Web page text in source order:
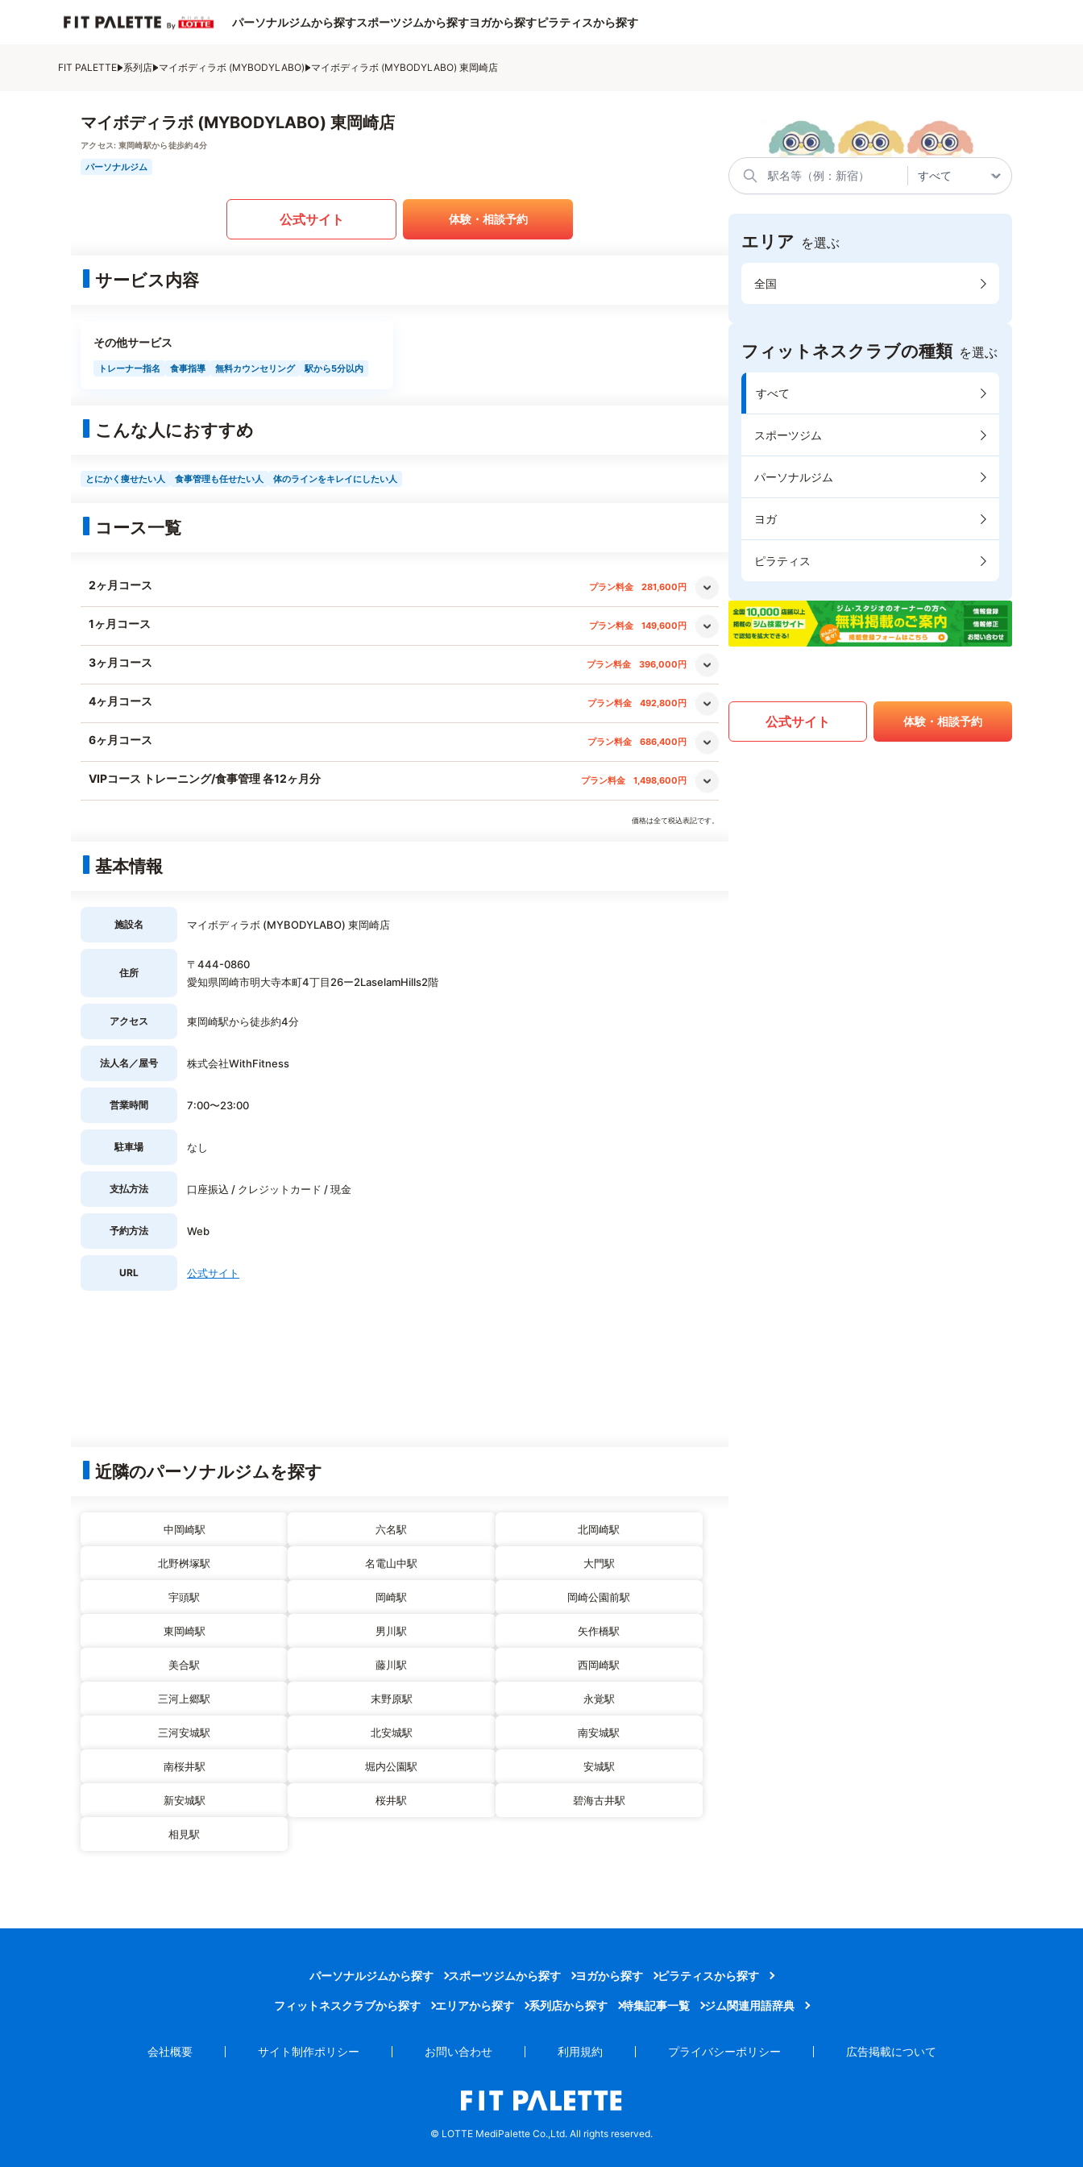
パーソナルジムから探すスポーツジムから探すヨガから探すピラティスから探す
FIT PALETTE 系列店 マイボディラボ (MYBODYLABO) マイボディラボ (MYBODYLABO) 東岡崎店
マイボディラボ (MYBODYLABO) 東岡崎店
アクセス: 東岡崎駅から徒歩約4分
パーソナルジム
公式サイト 体験・相談予約
サービス内容
その他サービス
トレーナー指名 食事指導 無料カウンセリング 駅から5分以内
こんな人におすすめ
とにかく痩せたい人 食事管理も任せたい人 体のラインをキレイにしたい人
コース一覧
2ヶ月コース プラン料金 281,600円
1ヶ月コース プラン料金 149,600円
3ヶ月コース プラン料金 396,000円
4ヶ月コース プラン料金 492,800円
6ヶ月コース プラン料金 686,400円
VIPコース トレーニング/食事管理 各12ヶ月分 プラン料金 1,498,600円
価格は全て税込表記です。
基本情報
施設名 マイボディラボ (MYBODYLABO) 東岡崎店
住所
〒444-0860
愛知県岡崎市明大寺本町4丁目26ー2LaselamHills2階
アクセス 東岡崎駅から徒歩約4分
法人名／屋号 株式会社WithFitness
営業時間 7:00〜23:00
駐車場 なし
支払方法 口座振込 / クレジットカード / 現金
予約方法 Web
URL 公式サイト
近隣のパーソナルジムを探す
中岡崎駅 六名駅 北岡崎駅
北野桝塚駅 名電山中駅 大門駅
宇頭駅 岡崎駅 岡崎公園前駅
東岡崎駅 男川駅 矢作橋駅
美合駅 藤川駅 西岡崎駅
三河上郷駅 末野原駅 永覚駅
三河安城駅 北安城駅 南安城駅
南桜井駅 堀内公園駅 安城駅
新安城駅 桜井駅 碧海古井駅
相見駅
エリア を選ぶ
全国
フィットネスクラブの種類 を選ぶ
すべて
スポーツジム
パーソナルジム
ヨガ
ピラティス
公式サイト 体験・相談予約
パーソナルジムから探す スポーツジムから探す ヨガから探す ピラティスから探す
フィットネスクラブから探す エリアから探す 系列店から探す 特集記事一覧 ジム関連用語辞典
会社概要 サイト制作ポリシー お問い合わせ 利用規約 プライバシーポリシー 広告掲載について
© LOTTE MediPalette Co.,Ltd. All rights reserved.